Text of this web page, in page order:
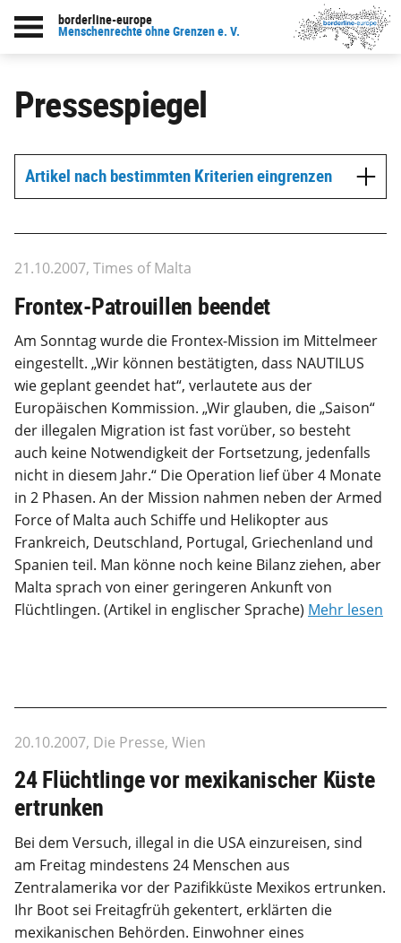
borderline-europe
Menschenrechte ohne Grenzen e. V.
Pressespiegel
Artikel nach bestimmten Kriterien eingrenzen
21.10.2007, Times of Malta
Frontex-Patrouillen beendet
Am Sonntag wurde die Frontex-Mission im Mittelmeer
eingestellt. „Wir können bestätigten, dass NAUTILUS
wie geplant geendet hat“, verlautete aus der
Europäischen Kommission. „Wir glauben, die „Saison“
der illegalen Migration ist fast vorüber, so besteht
auch keine Notwendigkeit der Fortsetzung, jedenfalls
nicht in diesem Jahr.“ Die Operation lief über 4 Monate
in 2 Phasen. An der Mission nahmen neben der Armed
Force of Malta auch Schiffe und Helikopter aus
Frankreich, Deutschland, Portugal, Griechenland und
Spanien teil. Man könne noch keine Bilanz ziehen, aber
Malta sprach von einer geringeren Ankunft von
Flüchtlingen. (Artikel in englischer Sprache) Mehr lesen
20.10.2007, Die Presse, Wien
24 Flüchtlinge vor mexikanischer Küste
ertrunken
Bei dem Versuch, illegal in die USA einzureisen, sind
am Freitag mindestens 24 Menschen aus
Zentralamerika vor der Pazifikküste Mexikos ertrunken.
Ihr Boot sei Freitagfrüh gekentert, erklärten die
mexikanischen Behörden. Einwohner eines